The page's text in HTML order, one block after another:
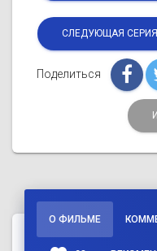
СЛЕДУЮЩАЯ
Поделиться
О ФИЛЬМЕ